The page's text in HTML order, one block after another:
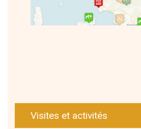
Visites et activités